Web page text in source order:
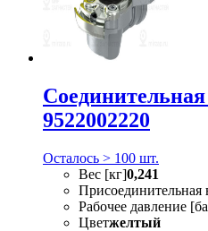
9522002220
Осталось > 100 шт.
Вес [кг]0,241
Присоединительная
Рабочее давление
Цветжелтый